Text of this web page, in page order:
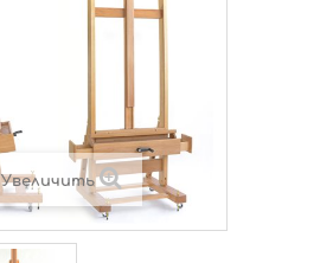
Увеличить